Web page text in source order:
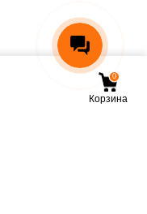
0
Корзина